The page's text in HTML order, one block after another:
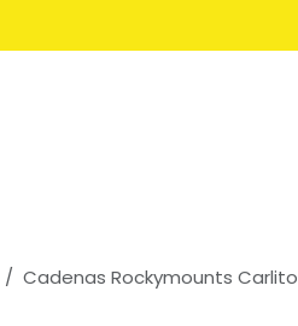
Cadenas Rockymounts Carlito